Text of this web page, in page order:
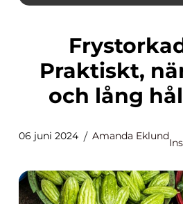
Frystorkad mat:
Praktiskt,
och lång
06 juni 2024 Amanda Eklund